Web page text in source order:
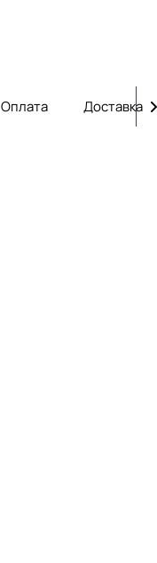
Оплата Доставка